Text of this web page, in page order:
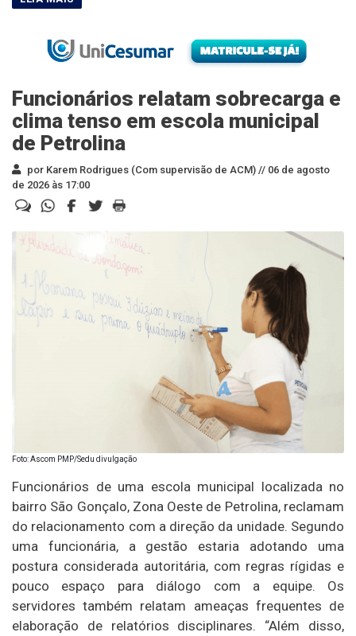
Funcionários relatam sobrecarga e
clima tenso em escola municipal
de Petrolina
por Karem Rodrigues (Com supervisão de ACM) // 06 de agosto
de 2026 às 17:00
Foto: Ascom PMP/Sedu divulgação
Funcionários de uma escola municipal localizada no
bairro São Gonçalo, Zona Oeste de Petrolina, reclamam
do relacionamento com a direção da unidade. Segundo
uma funcionária, a gestão estaria adotando uma
postura considerada autoritária, com regras rígidas e
pouco espaço para diálogo com a equipe. Os
servidores também relatam ameaças frequentes de
elaboração de relatórios disciplinares. “Além disso,